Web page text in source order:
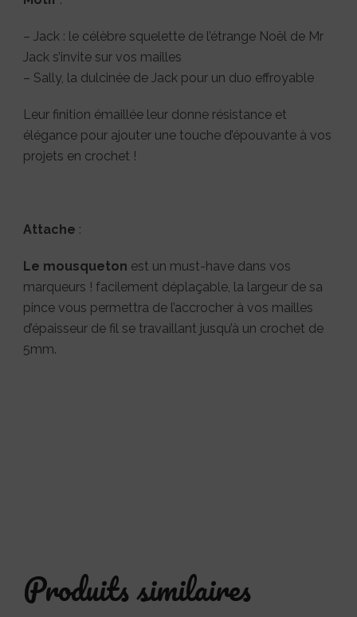
– Jack : le célèbre squelette de l’étrange Noël de Mr
Jack s’invite sur vos mailles
– Sally, la dulcinée de Jack pour un duo effroyable
Leur finition émaillée leur donne résistance et
élégance pour ajouter une touche d’épouvante à vos
projets en crochet !
Attache :
Le mousqueton est un must-have dans vos
marqueurs ! facilement déplaçable, la largeur de sa
pince vous permettra de l’accrocher à vos mailles
d’épaisseur de fil se travaillant jusqu’à un crochet de
5mm.
Produits similaires